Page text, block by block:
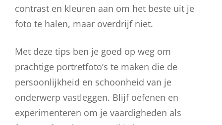
contrast en kleuren aan om het beste uit je
foto te halen, maar overdrijf niet.
Met deze tips ben je goed op weg om
prachtige portretfoto’s te maken die de
persoonlijkheid en schoonheid van je
onderwerp vastleggen. Blijf oefenen en
experimenteren om je vaardigheden als